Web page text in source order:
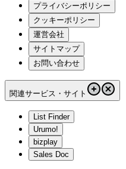
プライバシーポリシー
クッキーポリシー
運営会社
サイトマップ
お問い合わせ
関連サービス・サイト
List Finder
Urumo!
bizplay
Sales Doc